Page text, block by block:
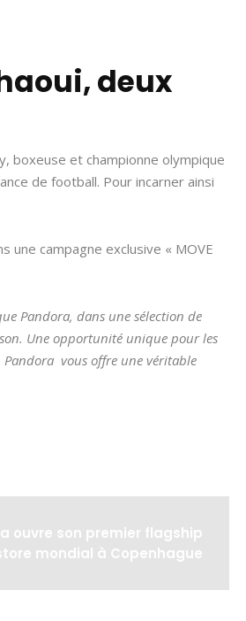
deux
boxeuse et championne olympique
de football. Pour incarner ainsi
une campagne exclusive « MOVE
Pandora, dans une sélection de
Une opportunité unique pour les
Pandora vous offre une véritable
ouvre son premier flagship
mondial à Copenhague